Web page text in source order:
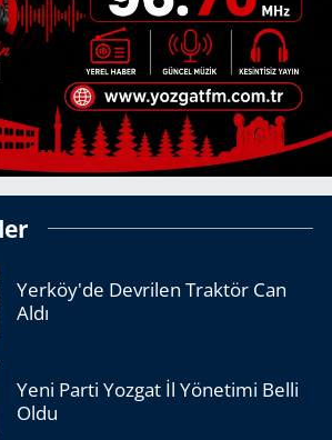
Yerköy'de Devrilen Traktör Can
Aldı
Yeni Parti Yozgat İl Yönetimi Belli
Oldu